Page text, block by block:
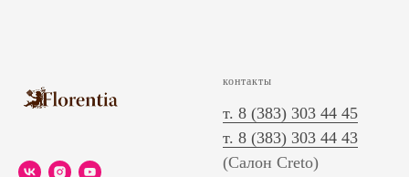
контакты
т. 8 (383) 303 44 45
т. 8 (383) 303 44 43
(Салон Creto)